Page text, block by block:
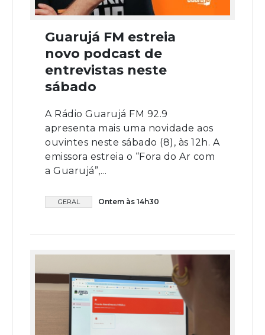
Guarujá FM estreia
novo podcast de
entrevistas neste
sábado
A Rádio Guarujá FM 92.9
apresenta mais uma novidade aos
ouvintes neste sábado (8), às 12h. A
emissora estreia o “Fora do Ar com
a Guarujá”,...
GERAL Ontem às 14h30